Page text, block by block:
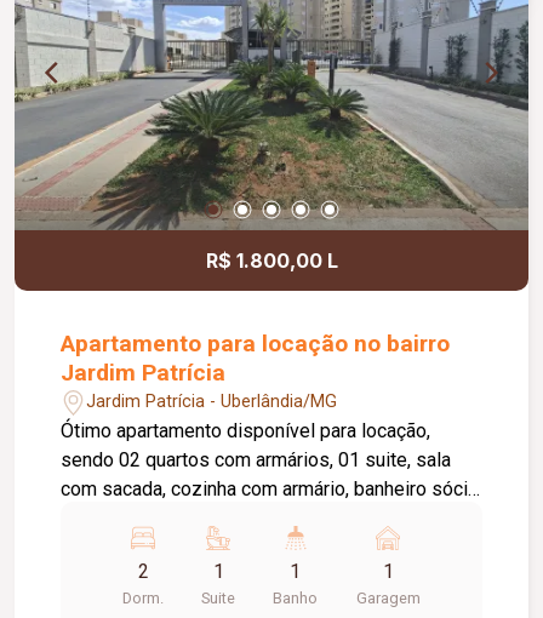
R$ 1.800,00 L
Apartamento para locação no bairro
Jardim Patrícia
Jardim Patrícia - Uberlândia/MG
Ótimo apartamento disponível para locação,
sendo 02 quartos com armários, 01 suite, sala
com sacada, cozinha com armário, banheiro sócia
elevador privativo, 01 vaga de estacionamento,
portaria 24 horas, piscina, academia, quiosque
com churrasqueira, salão de festas, playground,
2
Dorm.
1
Suite
1
Banho
1
Garagem